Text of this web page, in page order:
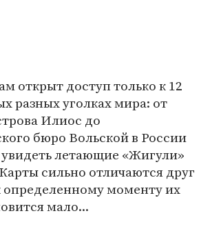
открыт доступ только к 12
разных уголках мира: от
Илиос до
бюро Вольской в России
летающие «Жигули»
сильно отличаются друг
определенному моменту их
мало...